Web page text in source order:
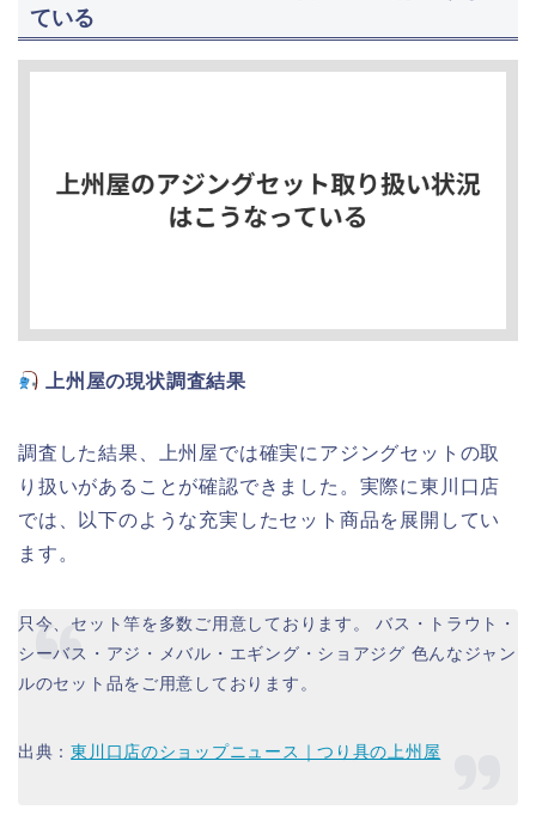
ている
上州屋の現状調査結果
調査した結果、上州屋では確実にアジングセットの取
り扱いがあることが確認できました。実際に東川口店
では、以下のような充実したセット商品を展開してい
ます。
只今、セット竿を多数ご用意しております。 バス・トラウト・
シーバス・アジ・メバル・エギング・ショアジグ 色んなジャン
ルのセット品をご用意しております。
出典：東川口店のショップニュース｜つり具の上州屋